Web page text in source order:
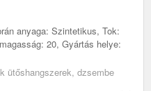
anyaga: Szintetikus, Tok:
20, Gyártás helye:
ütőshangszerek, dzsembe